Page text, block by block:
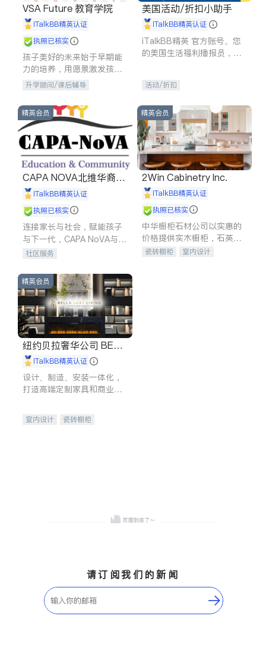
VSA Future 教育学院
iTalkBB精英认证
执照已核实
孩子美好的未来始于早期能
力的培养，用愿景激发孩子
的学习潜力和动力。理念：
石。
升学顾问/课后辅导
美国活动/折扣小助手
iTalkBB精英认证
iTalkBB精英 官方账号。您
的美国生活福利播报员，精
专属福利。
活动/折扣
精英会员
CAPA NOVA北维华裔家
长会iTalkBB精英认证
执照已核实
连接家长与社会，赋能孩子
与下一代，CAPA NoVA与您
携手建设包容、公平、充满
社区服务
精英会员
2Win Cabinetry Inc.
iTalkBB精英认证
执照已核实
中华橱柜石材公司以实惠的
价格提供实木橱柜，石英石
台面，多种优质不锈钢水
瓷砖橱柜
室内设计
精英会员
纽约贝拉奢华公司 BELL
A LUXE
iTalkBB精英认证
设计、制造、安装一体化，
打造高端定制家具和商业空
室内设计
瓷砖橱柜
请订阅我们的新闻